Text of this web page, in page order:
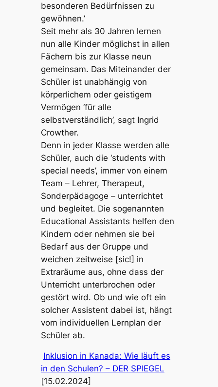
besonderen Bedürfnissen zu
gewöhnen.’
Seit mehr als 30 Jahren lernen
nun alle Kinder möglichst in allen
Fächern bis zur Klasse neun
gemeinsam. Das Miteinander der
Schüler ist unabhängig von
körperlichem oder geistigem
Vermögen ‘für alle
selbstverständlich’, sagt Ingrid
Crowther.
Denn in jeder Klasse werden alle
Schüler, auch die ‘students with
special needs’, immer von einem
Team – Lehrer, Therapeut,
Sonderpädagoge – unterrichtet
und begleitet. Die sogenannten
Educational Assistants helfen den
Kindern oder nehmen sie bei
Bedarf aus der Gruppe und
weichen zeitweise [sic!] in
Extraräume aus, ohne dass der
Unterricht unterbrochen oder
gestört wird. Ob und wie oft ein
solcher Assistent dabei ist, hängt
vom individuellen Lernplan der
Schüler ab.
Inklusion in Kanada: Wie läuft es
in den Schulen? – DER SPIEGEL
[15.02.2024]